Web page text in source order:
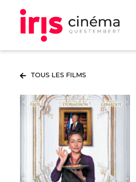
TOUS LES FILMS